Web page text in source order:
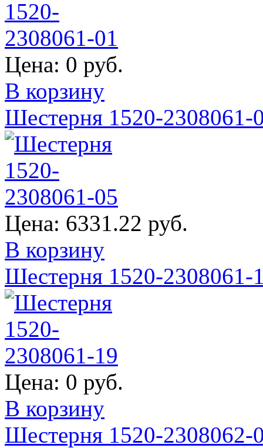
Цена: 0 руб.
В корзину
Шестерня 1520-2308061-
Цена: 6331.22 руб.
В корзину
Шестерня 1520-2308061-
Цена: 0 руб.
В корзину
Шестерня 1520-2308062-